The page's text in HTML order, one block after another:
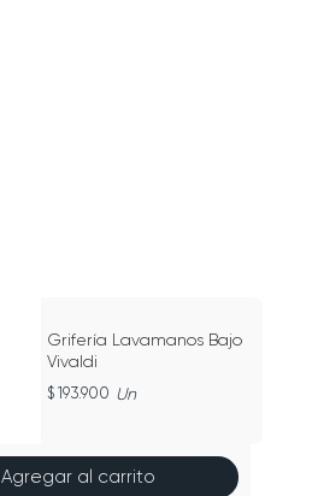
Grifería Lavamanos Bajo
Vivaldi
193.900 Un
Agregar al carrito